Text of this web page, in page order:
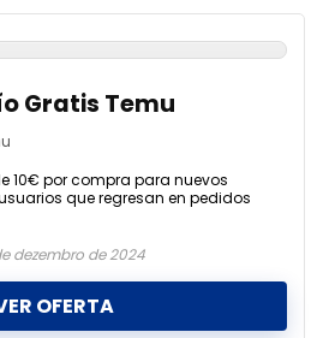
Gratis Temu
10€ por compra para nuevos
que regresan en pedidos
dezembro de 2024
OFERTA